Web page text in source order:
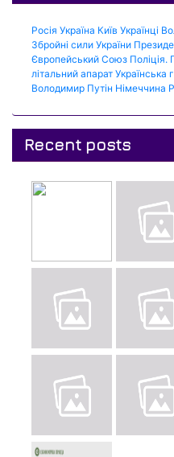
Росія Україна Київ Українці
Збройні сили України
Європейський Союз Поліція.
літальний апарат Українська
Володимир Путін Німеччина
Recent posts